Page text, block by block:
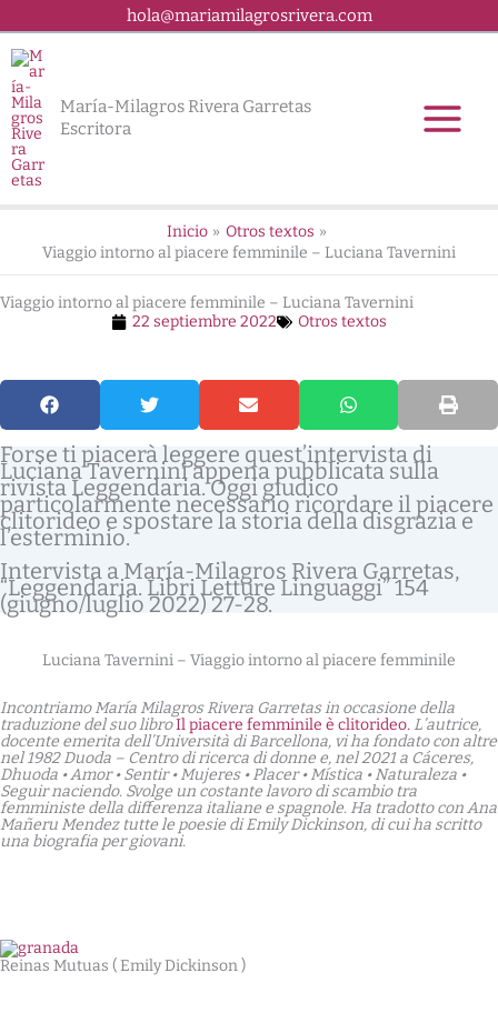
hola@mariamilagrosrivera.com
María-Milagros Rivera Garretas
Escritora
Inicio
Otros textos
Viaggio intorno al piacere femminile – Luciana Tavernini
Viaggio intorno al piacere femminile – Luciana Tavernini
22 septiembre 2022
Otros textos
Forse ti piacerà leggere quest’intervista di
Luciana Tavernini appena pubblicata sulla
rivista Leggendaria. Oggi giudico
particolarmente necessario ricordare il piacere
clitorideo e spostare la storia della disgrazia e
l’esterminio.
Intervista a María-Milagros Rivera Garretas,
“Leggendaria. Libri Letture Linguaggi” 154
(giugno/luglio 2022) 27-28.
Luciana Tavernini – Viaggio intorno al piacere femminile
Incontriamo María Milagros Rivera Garretas in occasione della
traduzione del suo libroIl piacere femminile è clitorideo. L’autrice,
docente emerita dell’Università di Barcellona, vi ha fondato con altre
nel 1982 Duoda – Centro di ricerca di donne e, nel 2021 a Cáceres,
Dhuoda • Amor • Sentir • Mujeres • Placer • Mística • Naturaleza •
Seguir naciendo. Svolge un costante lavoro di scambio tra
femministe della differenza italiane e spagnole. Ha tradotto con Ana
Mañeru Mendez tutte le poesie di Emily Dickinson, di cui ha scritto
una biografia per giovani.
Reinas Mutuas ( Emily Dickinson )